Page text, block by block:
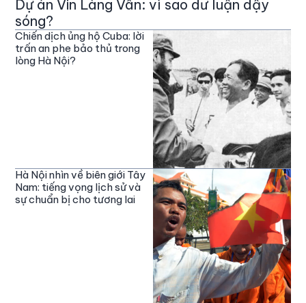
Dự án Vin Làng Vân: vì sao dư luận dậy
sóng?
Chiến dịch ủng hộ Cuba: lời
trấn an phe bảo thủ trong
lòng Hà Nội?
Hà Nội nhìn về biên giới Tây
Nam: tiếng vọng lịch sử và
sự chuẩn bị cho tương lai